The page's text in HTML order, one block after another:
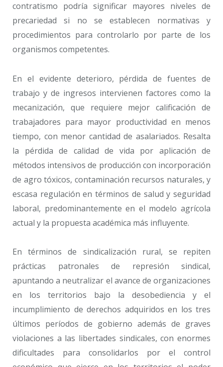
contratismo podría significar mayores niveles de
precariedad si no se establecen normativas y
procedimientos para controlarlo por parte de los
organismos competentes.
En el evidente deterioro, pérdida de fuentes de
trabajo y de ingresos intervienen factores como la
mecanización, que requiere mejor calificación de
trabajadores para mayor productividad en menos
tiempo, con menor cantidad de asalariados. Resalta
la pérdida de calidad de vida por aplicación de
métodos intensivos de producción con incorporación
de agro tóxicos, contaminación recursos naturales, y
escasa regulación en términos de salud y seguridad
laboral, predominantemente en el modelo agrícola
actual y la propuesta académica más influyente.
En términos de sindicalización rural, se repiten
prácticas patronales de represión sindical,
apuntando a neutralizar el avance de organizaciones
en los territorios bajo la desobediencia y el
incumplimiento de derechos adquiridos en los tres
últimos períodos de gobierno además de graves
violaciones a las libertades sindicales, con enormes
dificultades para consolidarlos por el control